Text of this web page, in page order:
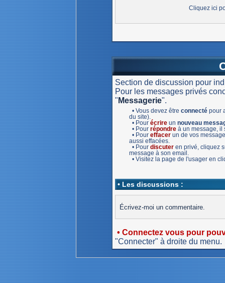
Cliquez ici
Section de discussion pour
Pour les messages privés
" Messagerie".
• Vous devez être connectépour
du site).
• Pour écrireun nouveau
• Pour répondreà un message, il
• Pour effacerun de vos
aussi effacées.
• Pour discuteren privé, cliquez
message à son email.
• Visitez la page de l'usager en
• Les discussions :
Écrivez-moi un commentaire.
• Connectez vous pour
"Connecter" à droite du menu.